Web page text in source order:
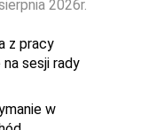
2026r.
z pracy
sesji rady
w